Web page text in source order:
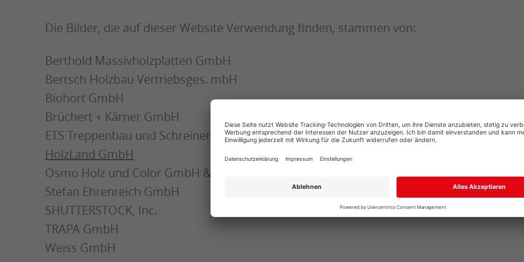
Die Bilder, die auf dieser Website Verwendung finden, stammen von:
Berthold Massivholzplatten GmbH
Bertsch Holzbau Vertriebsges. mbH
Biohort GmbH
Brüchert + Kärner GmbH
ETS Treppenbau und Schreinerei GmbH
HolzLand GmbH
Osmo Holz und Color GmbH & Co. KG
Stefan Ehrenreich GmbH
SHUTTERSTOCK, Inc.
TRAPA GmbH
Weiss GmbH